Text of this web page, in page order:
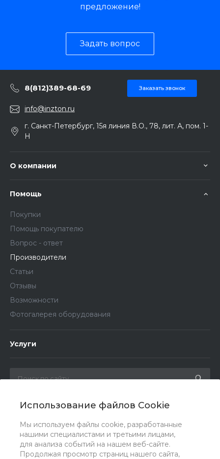
Использование файлов Cookie
Мы используем файлы cookie, разработанные
нашими специалистами и третьими лицами,
для анализа событий на нашем веб-сайте.
Продолжая просмотр страниц нашего сайта,
предложение!
Задать вопрос
8(812)389-68-69 Заказать звонок
info@inzton.ru
г. Санкт-Петербург, 15я линия В.О., 78, лит. А, пом. 1-
Н
О компании
Помощь
Покупки
Помощь покупателю
Вопрос - ответ
Производители
Статьи
Отзывы
Возможности
Фотогалерея оборудования
Услуги